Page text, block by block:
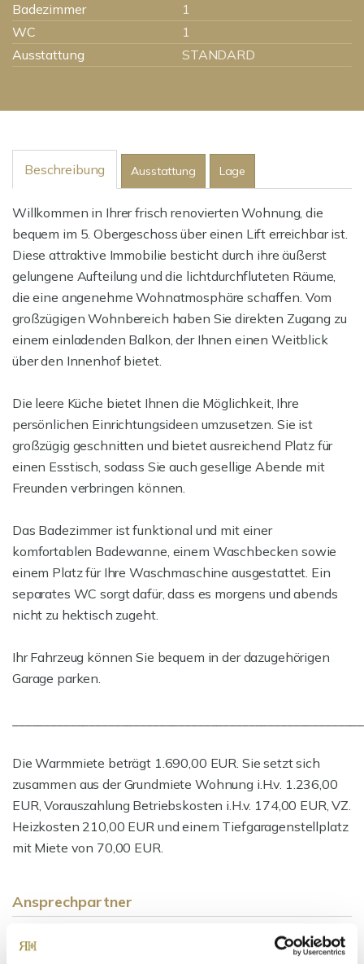
Badezimmer
1
WC
1
Ausstattung
STANDARD
Beschreibung Ausstattung Lage
Willkommen in Ihrer frisch renovierten Wohnung, die
bequem im 5. Obergeschoss über einen Lift erreichbar ist.
Diese attraktive Immobilie besticht durch ihre äußerst
gelungene Aufteilung und die lichtdurchfluteten Räume,
die eine angenehme Wohnatmosphäre schaffen. Vom
großzügigen Wohnbereich haben Sie direkten Zugang zu
einem einladenden Balkon, der Ihnen einen Weitblick
über den Innenhof bietet.
Die leere Küche bietet Ihnen die Möglichkeit, Ihre
persönlichen Einrichtungsideen umzusetzen. Sie ist
großzügig geschnitten und bietet ausreichend Platz für
einen Esstisch, sodass Sie auch gesellige Abende mit
Freunden verbringen können.
Das Badezimmer ist funktional und mit einer
komfortablen Badewanne, einem Waschbecken sowie
einem Platz für Ihre Waschmaschine ausgestattet. Ein
separates WC sorgt dafür, dass es morgens und abends
nicht zu hektisch zugeht.
Ihr Fahrzeug können Sie bequem in der dazugehörigen
Garage parken.
Die Warmmiete beträgt 1.690,00 EUR. Sie setzt sich
zusammen aus der Grundmiete Wohnung i.H.v. 1.236,00
EUR, Vorauszahlung Betriebskosten i.H.v. 174,00 EUR, VZ.
Heizkosten 210,00 EUR und einem Tiefgaragenstellplatz
mit Miete von 70,00 EUR.
Ansprechpartner